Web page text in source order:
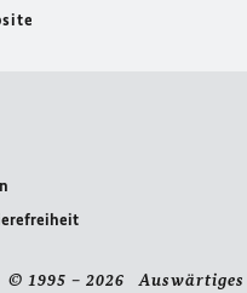
© 1995 – 2026